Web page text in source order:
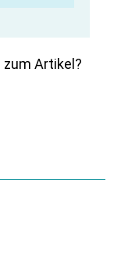
zum Artikel?